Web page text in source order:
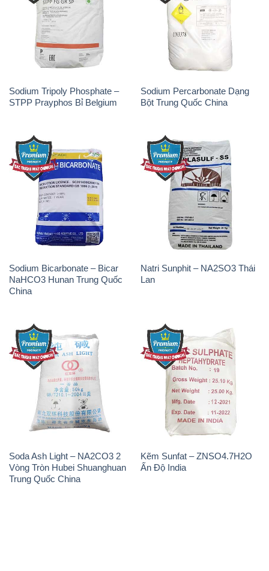
Sodium Tripoly Phosphate –
STPP Prayphos Bỉ Belgium
Sodium Percarbonate Dạng
Bột Trung Quốc China
Sodium Bicarbonate – Bicar
NaHCO3 Hunan Trung Quốc
China
Natri Sunphit – NA2SO3 Thái
Lan
Soda Ash Light – NA2CO3 2
Vòng Tròn Hubei Shuanghuan
Trung Quốc China
Kẽm Sunfat – ZNSO4.7H2O
Ấn Độ India